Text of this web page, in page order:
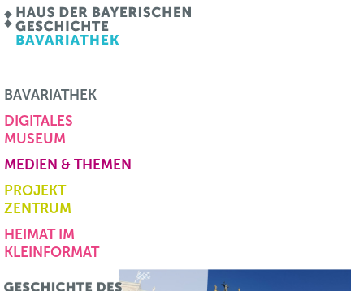
BAVARIATHEK
DIGITALES
MUSEUM
MEDIEN & THEMEN
PROJEKT
ZENTRUM
HEIMAT IM
KLEINFORMAT